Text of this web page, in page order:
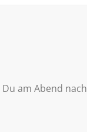
am Abend nach